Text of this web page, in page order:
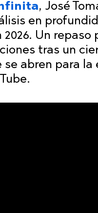
, José
en
Un repaso
tras un
abren para la